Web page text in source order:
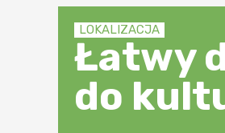
LOKALIZACJA
Łatwy
do